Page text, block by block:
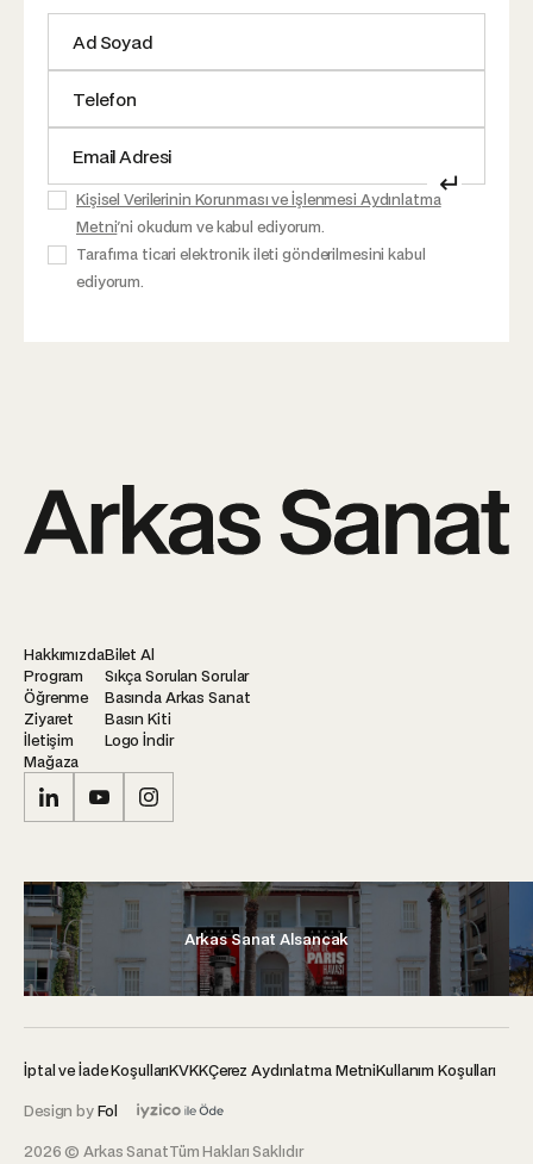
Kişisel Verilerinin Korunması ve İşlenmesi Aydınlatma
Metni'ni okudum ve kabul ediyorum.
Tarafıma ticari elektronik ileti gönderilmesini kabul
ediyorum.
↵
Hakkımızda
Program
Öğrenme
Ziyaret
İletişim
Mağaza
Bilet Al
Sıkça Sorulan Sorular
Basında Arkas Sanat
Basın Kiti
Logo İndir
Arkas Sanat Alsancak
2026 © Arkas SanatTüm Hakları Saklıdır
İptal ve İade KoşullarıKVKKÇerez Aydınlatma MetniKullanım Koşulları
Design byFol